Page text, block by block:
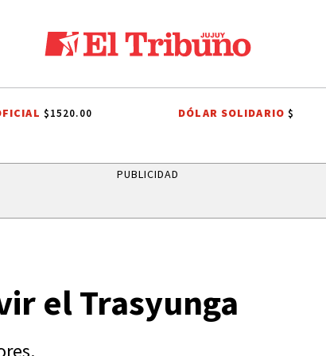
DIEGO CHACÓN PRIMERA NACIONAL LIGA
$1520.00 DÓLAR SOLIDARIO$
PUBLICIDAD
el Trasyunga